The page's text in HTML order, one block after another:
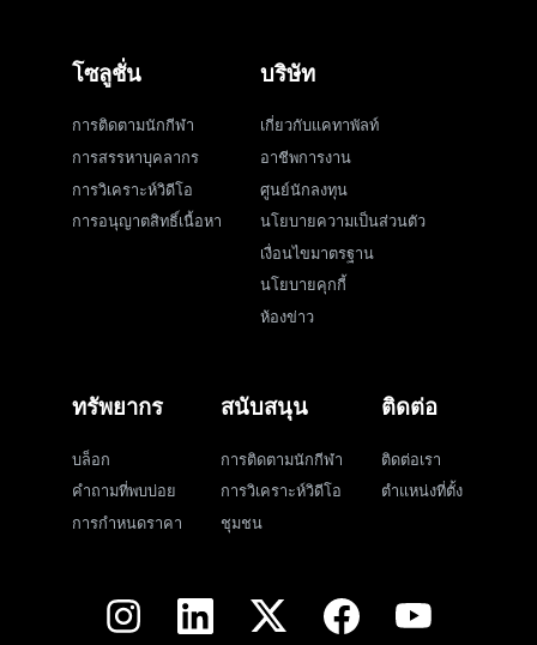
โซลูชั่น
การติดตามนักกีฬา
การสรรหาบุคลากร
การวิเคราะห์วิดีโอ
การอนุญาตสิทธิ์เนื้อหา
บริษัท
เกี่ยวกับแคทาพัลท์
อาชีพการงาน
ศูนย์นักลงทุน
นโยบายความเป็นส่วนตัว
เงื่อนไขมาตรฐาน
นโยบายคุกกี้
ห้องข่าว
ทรัพยากร
บล็อก
คำถามที่พบบ่อย
การกำหนดราคา
สนับสนุน
การติดตามนักกีฬา
การวิเคราะห์วิดีโอ
ชุมชน
ติดต่อ
ติดต่อเรา
ตำแหน่งที่ตั้ง